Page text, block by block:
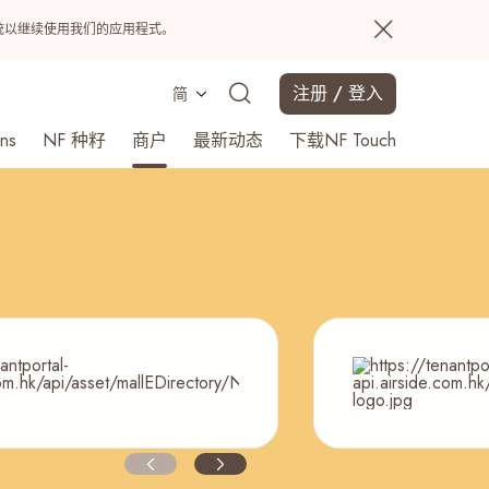
继续使用我们的应用程式。
简
注册 / 登入
NF 种籽 商户 最新动态 下载NF Touch